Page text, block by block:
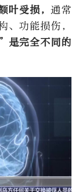
叶受损，通常
、功能损伤，
是完全不同的